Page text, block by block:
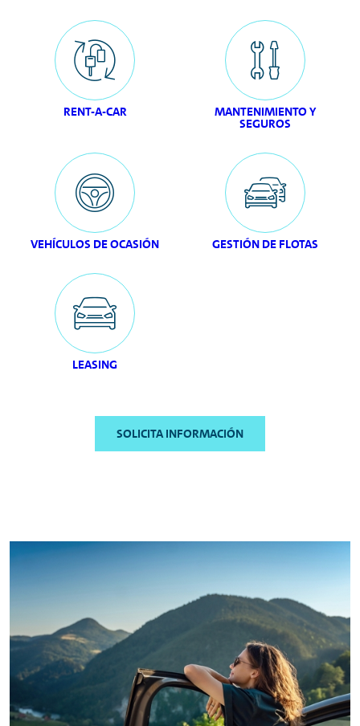
RENT-A-CAR MANTENIMIENTO Y
SEGUROS
VEHÍCULOS DE OCASIÓN GESTIÓN DE FLOTAS
LEASING
SOLICITA INFORMACIÓN